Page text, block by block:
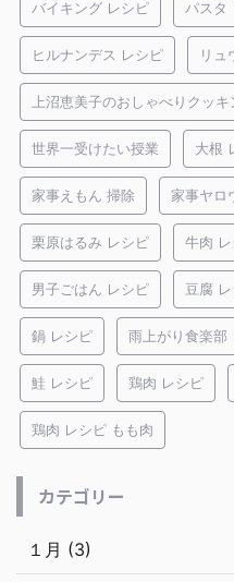
バイキング レシピ パスタ
ヒルナンデス レシピ リュ
上沼恵美子のおしゃべりクッ
世界一受けたい授業 大根
家事えもん 掃除 家事ヤロ
栗原はるみ レシピ 牛肉
男子ごはん レシピ 豆腐
鍋 レシピ 雨上がり食楽部
鮭 レシピ 鶏肉 レシピ
鶏肉 レシピ もも肉
カテゴリー
１月 (3)